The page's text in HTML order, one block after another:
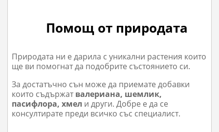
Помощ от природата
Природата ни е дарила с уникални растения които
ще ви помогнат да подобрите състоянието си.
За достатъчно сън може да приемате добавки
които съдържатвалериана, шемлик,
пасифлора, хмел и други. Добре е да се
консултирате преди всичко със специалист.